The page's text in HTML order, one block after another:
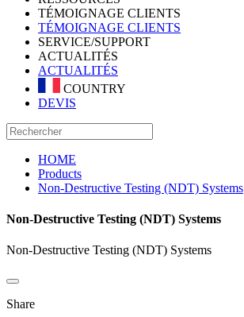
TÉMOIGNAGE CLIENTS
TÉMOIGNAGE CLIENTS
SERVICE/SUPPORT
ACTUALITÉS
ACTUALITÉS
COUNTRY
DEVIS
HOME
Products
Non-Destructive Testing (NDT) Systems
Non-Destructive Testing (NDT) Systems
Non-Destructive Testing (NDT) Systems
Share